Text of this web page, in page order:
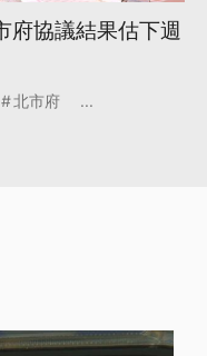
府協議結果估下週
北市府 ...